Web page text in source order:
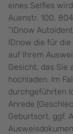
eines Selfies
Auenstr. 100,
“IDnow
IDnow die für
auf Ihrem
Gesicht, das Sie
hochladen. Im
durchgeführten
Anrede
Geburtsort, ggf.